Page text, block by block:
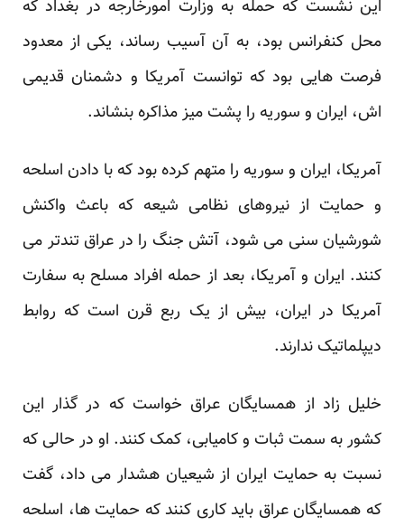
این نشست که حمله به وزارت امورخارجه در بغداد که
محل کنفرانس بود، به آن آسیب رساند، یکی از معدود
فرصت هایی بود که توانست آمریکا و دشمنان قدیمی
اش، ایران و سوریه را پشت میز مذاکره بنشاند.
آمریکا، ایران و سوریه را متهم کرده بود که با دادن اسلحه
و حمایت از نیروهای نظامی شیعه که باعث واکنش
شورشیان سنی می شود، آتش جنگ را در عراق تندتر می
کنند. ایران و آمریکا، بعد از حمله افراد مسلح به سفارت
آمریکا در ایران، بیش از یک ربع قرن است که روابط
دیپلماتیک ندارند.
خلیل زاد از همسایگان عراق خواست که در گذار این
کشور به سمت ثبات و کامیابی، کمک کنند. او در حالی که
نسبت به حمایت ایران از شیعیان هشدار می داد، گفت
که همسایگان عراق باید کاری کنند که حمایت ها، اسلحه